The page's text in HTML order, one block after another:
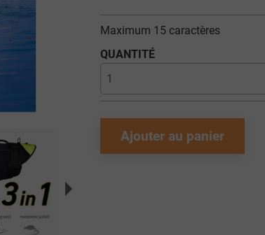
Maximum 15 caractères
QUANTITÉ
Ajouter au panier